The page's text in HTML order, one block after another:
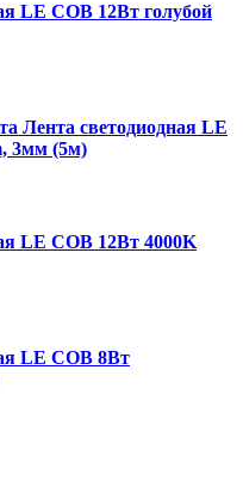
LE COB 12Вт голубой
Лента светодиодная LE
3мм (5м)
LE COB 12Вт 4000K
LE COB 8Вт